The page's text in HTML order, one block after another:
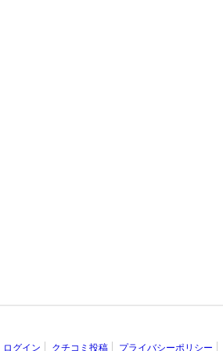
ログイン クチコミ投稿 プライバシーポリシー